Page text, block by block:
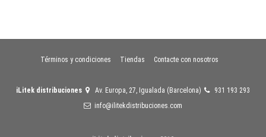
Términos y condiciones Tiendas Contacte con nosotros
iLitek distribuciones Av. Europa, 27, Igualada (Barcelona)
931 193 293
info@ilitekdistribuciones.com